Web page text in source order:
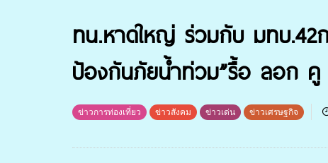
ทน.หาดใหญ่ ร่วมกับ มทบ.42
ป้องกันภัยน้ำท่วม”รื้อ ลอก คู
ข่าวการท่องเที่ยว ข่าวสังคม ข่าวเด่น ข่าวเศรษฐกิจ